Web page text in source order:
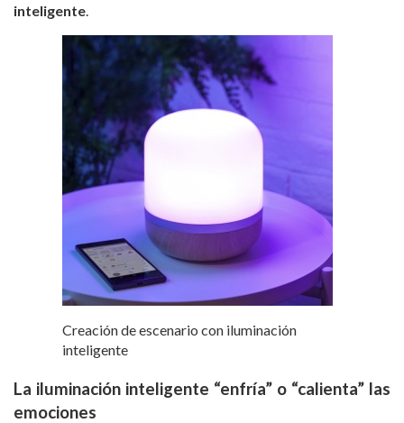
inteligente.
Creación de escenario con iluminación
inteligente
La iluminación inteligente “enfría” o “calienta” las
emociones